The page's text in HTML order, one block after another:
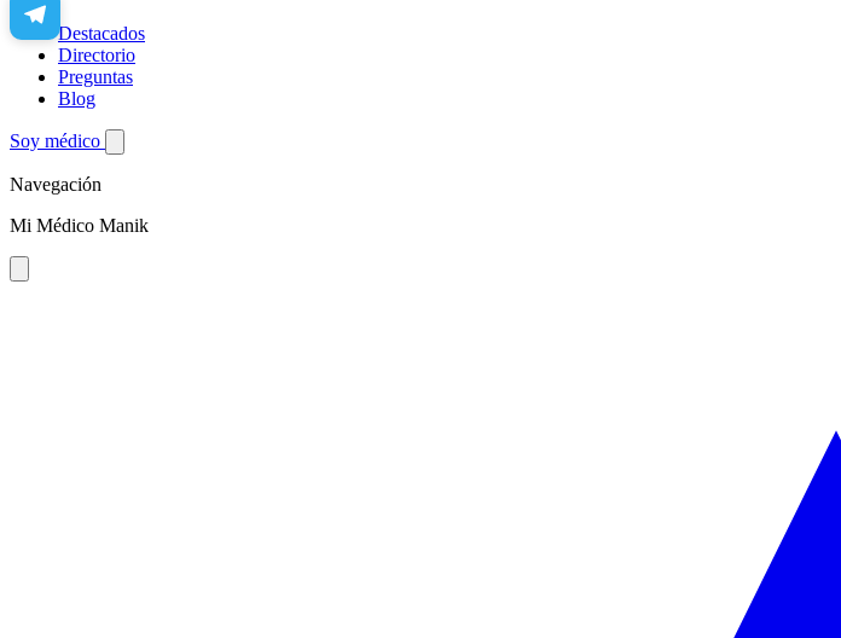
Destacados
Directorio
Preguntas
Blog
Soy médico
Navegación
Mi Médico Manik